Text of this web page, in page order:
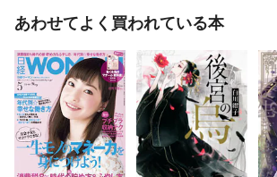
あわせてよく買われている本